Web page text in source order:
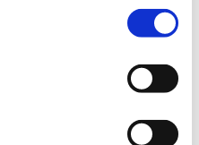
best. Meinung